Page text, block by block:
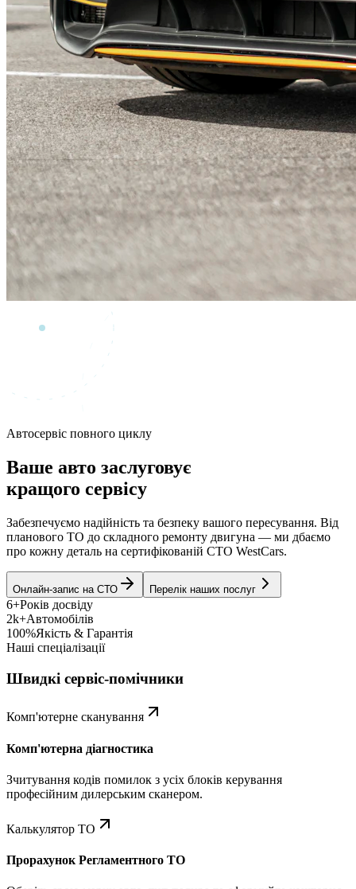
Автосервіс повного циклу
Ваше авто заслуговує
кращого сервісу
Забезпечуємо надійність та безпеку вашого пересування. Від
планового ТО до складного ремонту двигуна — ми дбаємо
про кожну деталь на сертифікованій СТО WestCars.
Онлайн-запис на СТО Перелік наших послуг
6+Років досвіду
2k+Автомобілів
100%Якість & Гарантія
Наші спеціалізації
Швидкі сервіс-помічники
Комп'ютерне сканування
Комп'ютерна діагностика
Зчитування кодів помилок з усіх блоків керування
професійним дилерським сканером.
Калькулятор ТО
Прорахунок Регламентного ТО